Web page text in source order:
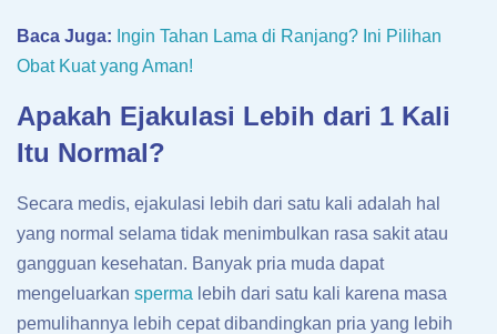
Baca Juga: Ingin Tahan Lama di Ranjang? Ini Pilihan
Obat Kuat yang Aman!
Apakah Ejakulasi Lebih dari 1 Kali
Itu Normal?
Secara medis, ejakulasi lebih dari satu kali adalah hal
yang normal selama tidak menimbulkan rasa sakit atau
gangguan kesehatan. Banyak pria muda dapat
mengeluarkan sperma lebih dari satu kali karena masa
pemulihannya lebih cepat dibandingkan pria yang lebih